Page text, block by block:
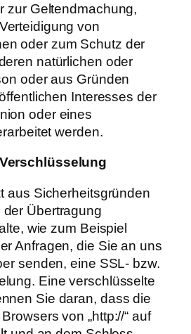
zur Geltendmachung,
von
oder zum Schutz der
natürlichen oder
oder aus Gründen
Interesses der
oder eines
werden.
aus Sicherheitsgründen
Übertragung
wie zum Beispiel
Anfragen, die Sie an uns
senden, eine SSL- bzw.
Eine verschlüsselte
Sie daran, dass die
von „http://“ auf